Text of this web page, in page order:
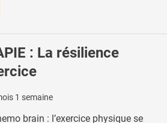
: La résilience
1 semaine
brain : l’exercice physique se